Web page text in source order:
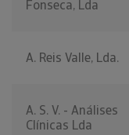
Fonseca, Lda
A. Reis Valle, Lda.
A. S. V. - Análises
Clínicas Lda